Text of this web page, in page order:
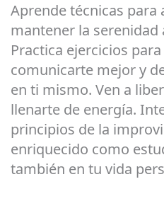
Aprende técnicas para
mantener la
Practica ejercicios para
comunicarte mejor y
en ti mismo. Ven a
llenarte de energía.
principios de la
enriquecido como
también en tu vida